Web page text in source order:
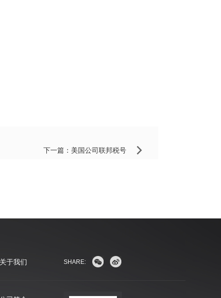
下一篇： 美国公司联邦税号
关于我们 SHARE: